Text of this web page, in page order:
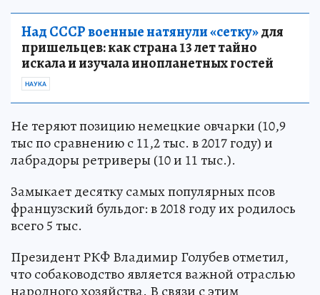
Над СССР военные натянули «сетку»для
пришельцев: как страна 13 лет тайно
искала и изучала инопланетных гостей
НАУКА
Не теряют позицию немецкие овчарки (10,9
тыс по сравнению с 11,2 тыс. в 2017 году) и
лабрадоры ретриверы (10 и 11 тыс.).
Замыкает десятку самых популярных псов
французский бульдог: в 2018 году их родилось
всего 5 тыс.
Президент РКФ Владимир Голубев отметил,
что собаководство является важной отраслью
народного хозяйства. В связи с этим